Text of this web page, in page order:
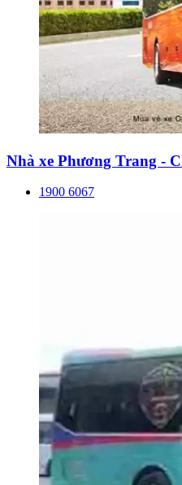
Nhà xe Phương Trang -
1900 6067